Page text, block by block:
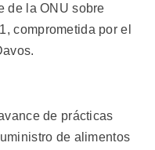
de la ONU sobre
comprometida por el
de prácticas
de alimentos